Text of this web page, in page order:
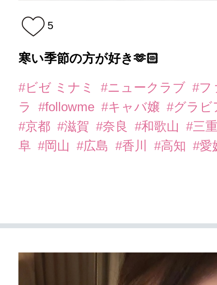
5
寒い季節の方が好き🫶🏻
#ビゼ ミナミ #ニュークラブ #フ
ラ
#followme #キャバ嬢 #グラ
#京都 #滋賀 #奈良 #和歌山
#三
阜 #岡山 #広島 #香川 #高知 #愛